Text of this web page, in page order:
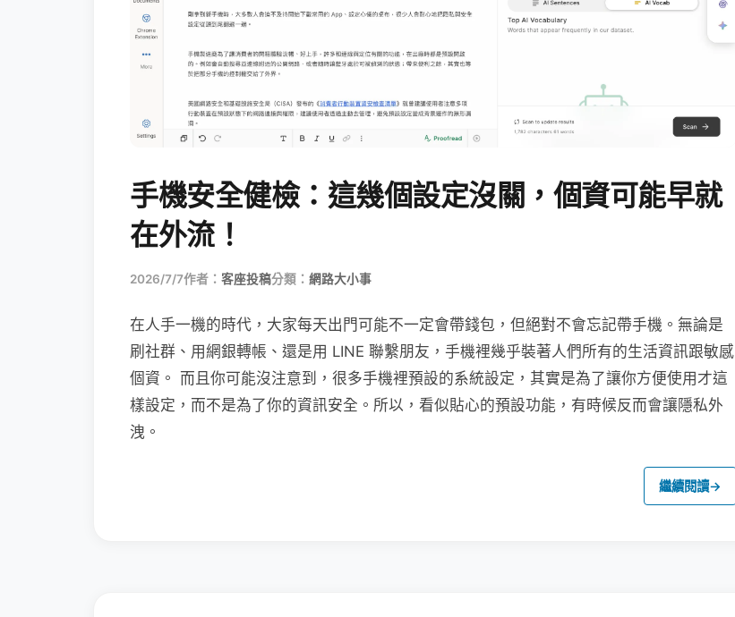
手機安全健檢：這幾個設定沒關，個資可能早就
在外流！
2026/7/7作者： 客座投稿分類： 網路大小事
在人手一機的時代，大家每天出門可能不一定會帶錢包，但絕對不會忘記帶手機。無論是
刷社群、用網銀轉帳、還是用 LINE 聯繫朋友，手機裡幾乎裝著人們所有的生活資訊跟敏感
個資。 而且你可能沒注意到，很多手機裡預設的系統設定，其實是為了讓你方便使用才這
樣設定，而不是為了你的資訊安全。所以，看似貼心的預設功能，有時候反而會讓隱私外
洩。
繼續閱讀→